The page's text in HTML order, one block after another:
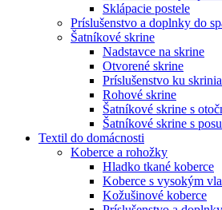
Sklápacie postele
Príslušenstvo a doplnky do
Šatníkové skrine
Nadstavce na skrine
Otvorené skrine
Príslušenstvo ku
Rohové skrine
Šatníkové skrine s
Šatníkové skrine s
Textil do domácnosti
Koberce a rohožky
Hladko tkané koberce
Koberce s vysokým
Kožušinové koberce